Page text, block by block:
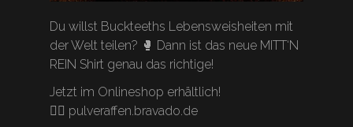
Du willst Buckteeths Lebensweisheiten mit
der Welt teilen? 🥊 Dann ist das neue MITT‘N
REIN Shirt genau das richtige!
Jetzt im Onlineshop erhältlich!
👉🏻 pulveraffen.bravado.de